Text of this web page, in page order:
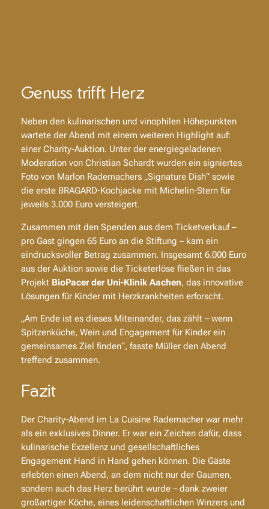
Genuss trifft Herz
Neben den kulinarischen und vinophilen Höhepunkten
wartete der Abend mit einem weiteren Highlight auf:
einer Charity-Auktion. Unter der energiegeladenen
Moderation von Christian Schardt wurden ein signiertes
Foto von Marlon Rademachers „Signature Dish“ sowie
die erste BRAGARD-Kochjacke mit Michelin-Stern für
jeweils 3.000 Euro versteigert.
Zusammen mit den Spenden aus dem Ticketverkauf –
pro Gast gingen 65 Euro an die Stiftung – kam ein
eindrucksvoller Betrag zusammen. Insgesamt 6.000 Euro
aus der Auktion sowie die Ticketerlöse fließen in das
Projekt BioPacer der Uni-Klinik Aachen, das innovative
Lösungen für Kinder mit Herzkrankheiten erforscht.
„Am Ende ist es dieses Miteinander, das zählt – wenn
Spitzenküche, Wein und Engagement für Kinder ein
gemeinsames Ziel finden“, fasste Müller den Abend
treffend zusammen.
Fazit
Der Charity-Abend im La Cuisine Rademacherwar mehr
als ein exklusives Dinner. Er war ein Zeichen dafür, dass
kulinarische Exzellenz und gesellschaftliches
Engagement Hand in Hand gehen können. Die Gäste
erlebten einen Abend, an dem nicht nur der Gaumen,
sondern auch das Herz berührt wurde – dank zweier
großartiger Köche, eines leidenschaftlichen Winzers und